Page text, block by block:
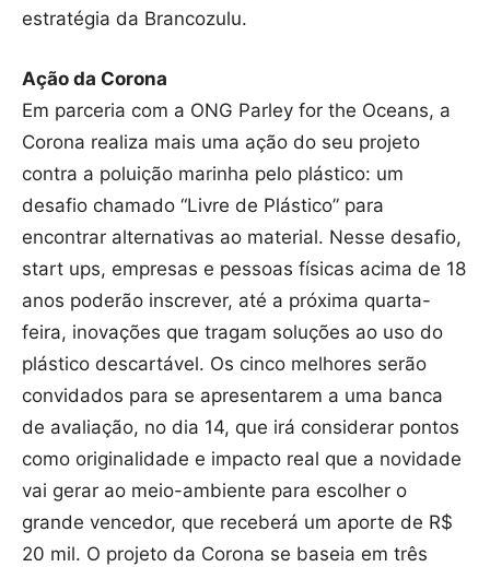
estratégia da Brancozulu.
Ação da Corona
Em parceria com a ONG Parley for the Oceans, a
Corona realiza mais uma ação do seu projeto
contra a poluição marinha pelo plástico: um
desafio chamado “Livre de Plástico” para
encontrar alternativas ao material. Nesse desafio,
start ups, empresas e pessoas físicas acima de 18
anos poderão inscrever, até a próxima quarta-
feira, inovações que tragam soluções ao uso do
plástico descartável. Os cinco melhores serão
convidados para se apresentarem a uma banca
de avaliação, no dia 14, que irá considerar pontos
como originalidade e impacto real que a novidade
vai gerar ao meio-ambiente para escolher o
grande vencedor, que receberá um aporte de R$
20 mil. O projeto da Corona se baseia em três